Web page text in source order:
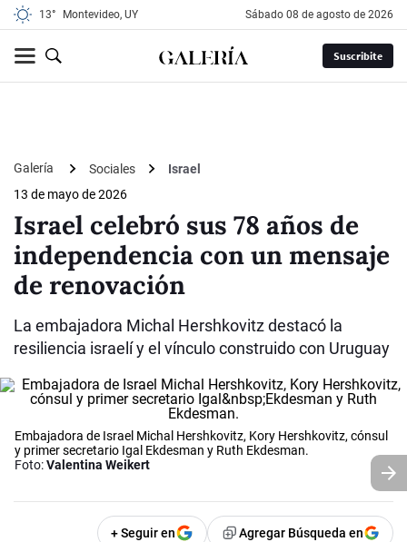
13° Montevideo, UY sábado 08 de agosto de 2026
Suscribite
Galería Sociales
Israel
13 de mayo de 2026
Israel celebró sus 78 años de
independencia con un mensaje
de renovación
La embajadora Michal Hershkovitz destacó la
resiliencia israelí y el vínculo construido con Uruguay
Embajadora de Israel Michal Hershkovitz, Kory Hershkovitz, cónsul
y primer secretario Igal Ekdesman y Ruth Ekdesman.
Foto:Valentina Weikert
+ Seguir en Agregar Búsqueda en